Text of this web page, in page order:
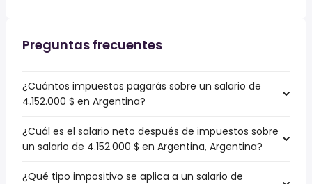
Preguntas frecuentes
¿Cuántos impuestos pagarás sobre un salario de
4.152.000 $ en Argentina?
¿Cuál es el salario neto después de impuestos sobre
un salario de 4.152.000 $ en Argentina, Argentina?
¿Qué tipo impositivo se aplica a un salario de